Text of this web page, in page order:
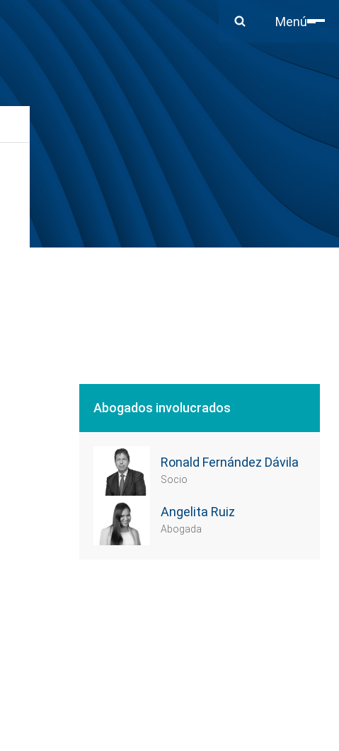
Menú
Cerrar
Abogados involucrados
Ronald Fernández Dávila
Socio
Angelita Ruiz
Abogada